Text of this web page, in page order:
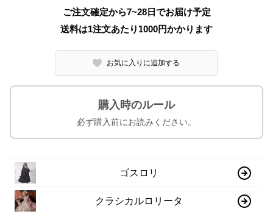
ご注文確定から7~28日でお届け予定
送料は1注文あたり 1000円かかります
お気に入りに追加する
購入時のルール
必ず購入前にお読みください。
ゴスロリ
クラシカルロリータ